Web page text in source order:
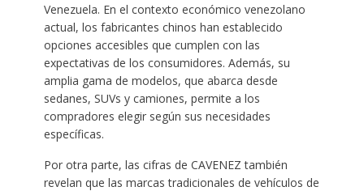
Venezuela. En el contexto económico venezolano
actual, los fabricantes chinos han establecido
opciones accesibles que cumplen con las
expectativas de los consumidores. Además, su
amplia gama de modelos, que abarca desde
sedanes, SUVs y camiones, permite a los
compradores elegir según sus necesidades
específicas.
Por otra parte, las cifras de CAVENEZ también
revelan que las marcas tradicionales de vehículos de